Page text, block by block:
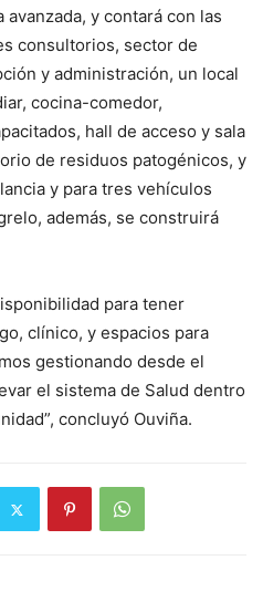
y contará con las
consultorios, sector de
y administración, un local
cocina-comedor,
hall de acceso y sala
de residuos patogénicos, y
y para tres vehículos
además, se construirá
para tener
clínico, y espacios para
gestionando desde el
el sistema de Salud dentro
concluyó Ouviña.